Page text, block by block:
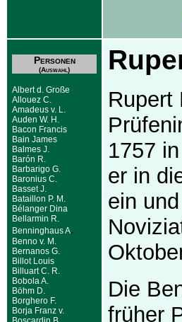
Personen
(Auswahl)
Albert d. Große
Allouez C.
Amadeus v. L.
Auden W. H.
Bacon Francis
Bain James
Balmes J.
Barón R.
Barbarigo G.
Baronius C.
Basset J.
Bataillon P. M.
Bélanger Dina
Bellarmin R.
Benninghaus A.
Benno v. M.
Bernanos G.
Billot Louis
Billuart C. R.
Bobola A.
Böhm D.
Borghero F.
Borja Franz v.
Rupert
1757
er in
ein
Die
früher